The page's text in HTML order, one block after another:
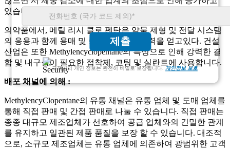
제출
고객님의 개인 정보는 완전히 비밀로 보장됩니다. 개인정보 보호
있습니다.
의약품에서, 메틸 리시 클로 펜탄은 약물 제형 및 전달 시스템
의 응용과 함께 용매 및 중간체로서 견인력을 얻고있다. 건설
산업은 또한 Methylencyclopentane의 특성으로 인해 강력한 결
합 및 내구성이 필요한 접착제, 코팅 및 실란트에 사용합니다.
배포 채널에 의해 :
MethylencyClopentane의 유통 채널은 유통 업체 및 도매 업체를
통해 직접 판매 및 간접 판매로 나눌 수 있습니다. 직접 판매는
종종 대규모 제조업체가 선호하여 공급 업체와의 긴밀한 관계
를 유지하고 일관된 제품 품질을 보장 ​​할 수 있습니다. 대조적
으로, 소규모 제조업체는 유통 업체에 의존하여 광범위한 고객